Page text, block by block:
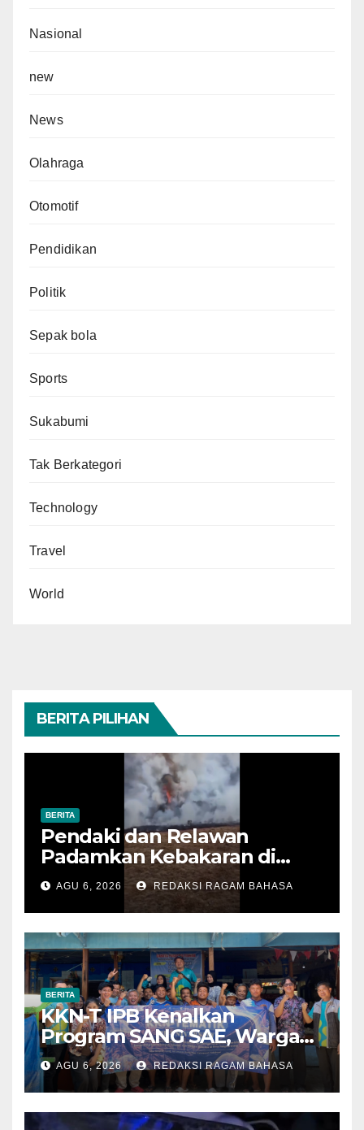
Nasional
new
News
Olahraga
Otomotif
Pendidikan
Politik
Sepak bola
Sports
Sukabumi
Tak Berkategori
Technology
Travel
World
BERITA PILIHAN
BERITA
Pendaki dan Relawan
Padamkan Kebakaran di
Alun-alun Suryakencana
Sebelum Meluas
AGU 6, 2026 REDAKSI RAGAM BAHASA
BERITA
KKN-T IPB Kenalkan
Program SANG SAE, Warga
Desa Sangrawayang Diajak
Ubah Sampah Jadi Bernilai
Ekonomi
AGU 6, 2026 REDAKSI RAGAM BAHASA